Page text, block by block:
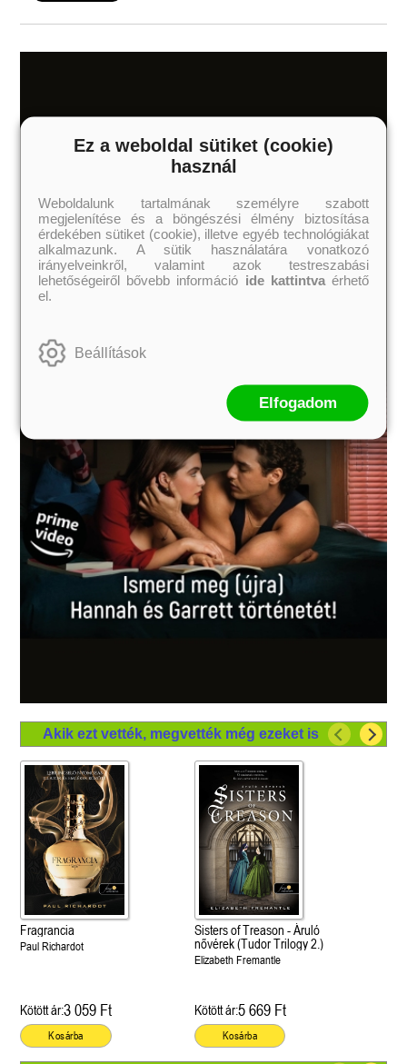
Akik ezt vették, megvették még ezeket is
Fragrancia
Paul Richardot
Kötött ár:3 059 Ft
Kosárba
Sisters of Treason - Áruló
nővérek (Tudor Trilogy 2.)
Elizabeth Fremantle
Kötött ár:5 669 Ft
Kosárba
Ez a weboldal sütiket (cookie)
használ
Weboldalunk tartalmának személyre szabott
megjelenítése és a böngészési élmény biztosítása
érdekében sütiket (cookie), illetve egyéb technológiákat
alkalmazunk. A sütik használatára vonatkozó
irányelveinkről, valamint azok testreszabási
lehetőségeiről bővebb információ ide kattintvaérhető
el.
Beállítások
Elfogadom